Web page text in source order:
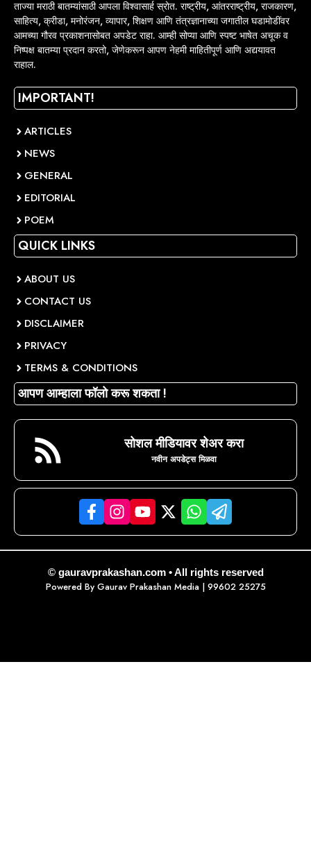
ताज्या मराठी बातम्यांसाठी आपला विश्वासार्ह स्रोत. राष्ट्रीय, आंतरराष्ट्रीय, राजकारण,
साहित्य, क्रीडा, मनोरंजन, व्यापार, शिक्षण आणि तंत्रज्ञानाच्या जगातील घडामोडींवर
आमच्या गौरव प्रकाशनासोबत अपडेट राहा. आम्ही सोप्या आणि स्पष्ट भाषेत अचूक व
निष्पक्ष बातम्या प्रदान करतो, जेणेकरून आपण नेहमी माहितीपूर्ण आणि अद्ययावत
राहाल.
IMPORTANT!
ARTICLES
NEWS
GENERAL
EDITORIAL
POEM
QUICK LINKS
ABOUT US
CONTACT US
DISCLAIMER
PRIVACY
TERMS & CONDITIONS
आपण आम्हाला फॉलो करू शकता !
सोशल मीडियावर शेअर करा
नवीन अपडेट्स मिळवा
© gauravprakashan.com • All rights reserved
Powered By Gaurav Prakashan Media| 99602 25275